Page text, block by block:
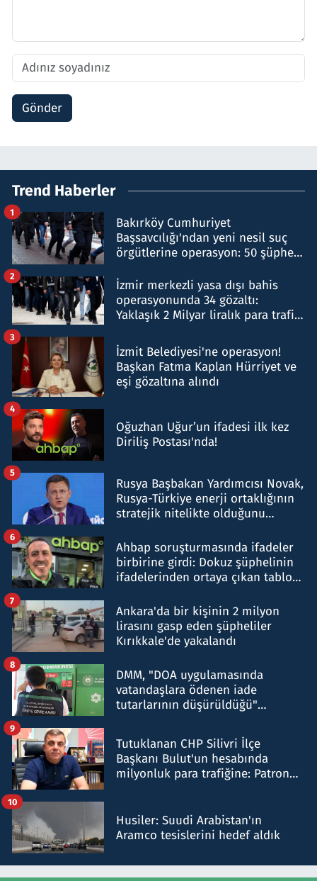
Gönder
Trend Haberler
Bakırköy Cumhuriyet
Başsavcılığı'ndan yeni nesil suç
örgütlerine operasyon: 50 şüpheli
1
İzmir merkezli yasa dışı bahis
operasyonunda 34 gözaltı:
Yaklaşık 2 Milyar liralık para trafiği
2
İzmit Belediyesi'ne operasyon!
Başkan Fatma Kaplan Hürriyet ve
eşi gözaltına alındı
3
Oğuzhan Uğur’un ifadesi ilk kez
Diriliş Postası'nda!
4
Rusya Başbakan Yardımcısı Novak,
Rusya-Türkiye enerji ortaklığının
stratejik nitelikte olduğunu
5
Ahbap soruşturmasında ifadeler
birbirine girdi: Dokuz şüphelinin
ifadelerinden ortaya çıkan tablo
6
Ankara'da bir kişinin 2 milyon
lirasını gasp eden şüpheliler
Kırıkkale'de yakalandı
7
DMM, "DOA uygulamasında
vatandaşlara ödenen iade
tutarlarının düşürüldüğü"
8
Tutuklanan CHP Silivri İlçe
Başkanı Bulut'un hesabında
milyonluk para trafiğine: Patron
9
Husiler: Suudi Arabistan'ın
Aramco tesislerini hedef aldık
10